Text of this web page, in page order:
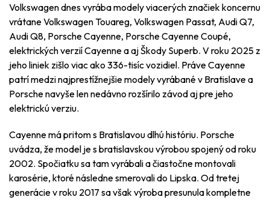
Volkswagen dnes vyrába modely viacerých značiek koncernu
vrátane Volkswagen Touareg, Volkswagen Passat, Audi Q7,
Audi Q8, Porsche Cayenne, Porsche Cayenne Coupé,
elektrických verzií Cayenne a aj Škody Superb. V roku 2025 z
jeho liniek zišlo viac ako 336-tisíc vozidiel. Práve Cayenne
patrí medzi najprestížnejšie modely vyrábané v Bratislave a
Porsche navyše len nedávno rozšírilo závod aj pre jeho
elektrickú verziu.
Cayenne má pritom s Bratislavou dlhú históriu. Porsche
uvádza, že model je s bratislavskou výrobou spojený od roku
2002. Spočiatku sa tam vyrábali a čiastočne montovali
karosérie, ktoré následne smerovali do Lipska. Od tretej
generácie v roku 2017 sa však výroba presunula kompletne